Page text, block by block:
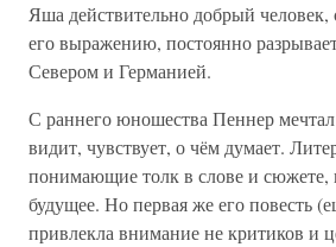
Яша действительно добрый человек,
его выражению, постоянно
Севером и Германией.
С раннего юношества Пеннер
видит, чувствует, о чём думает.
понимающие толк в слове и сюжете,
будущее. Но первая же его повесть
привлекла внимание не критиков и